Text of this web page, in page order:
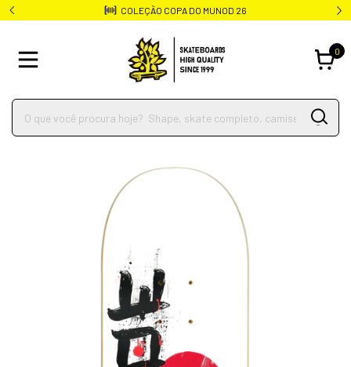
COLEÇÃO COPA DO MUNOD 26
0